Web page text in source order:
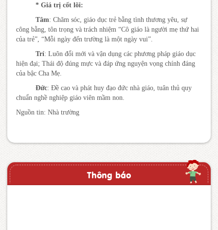
* Giá trị cốt lõi:
Tâm: Chăm sóc, giáo dục trẻ bằng tình thương yêu, sự
công bằng, tôn trọng và trách nhiệm “Cô giáo là người mẹ thứ hai
của trẻ”, “Mỗi ngày đến trường là một ngày vui”.
Trí: Luôn đổi mới và vận dụng các phương pháp giáo dục
hiện đại; Thái độ đúng mực và đáp ứng nguyện vọng chính đáng
của bậc Cha Mẹ.
Đức: Đề cao và phát huy đạo đức nhà giáo, tuân thủ quy
chuẩn nghề nghiệp giáo viên mầm non.
Nguồn tin: Nhà trường
Thông báo